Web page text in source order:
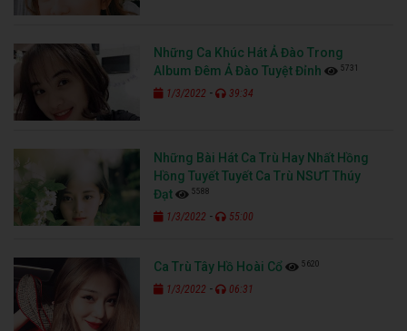
Những Ca Khúc Hát Ả Đào Trong
Album Đêm Ả Đào Tuyệt Đỉnh
5731
1/3/2022 - 39:34
Những Bài Hát Ca Trù Hay Nhất Hồng
Hồng Tuyết Tuyết Ca Trù NSƯT Thúy
Đạt
5588
1/3/2022 - 55:00
Ca Trù Tây Hồ Hoài Cổ 5620
1/3/2022 - 06:31